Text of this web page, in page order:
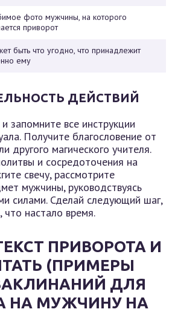
фото мужчины, на которого
приворот
быть что угодно, что принадлежит
ему
ДЕЙСТВИЙ
запомните все инструкции
Получите благословение от
другого магического учителя.
и сосредоточения на
свечу, рассмотрите
мужчины, руководствуясь
силами. Сделай следующий шаг,
что настало время.
ПРИВОРОТА И
(ПРИМЕРЫ
ДЛЯ
НА МУЖЧИНУ НА